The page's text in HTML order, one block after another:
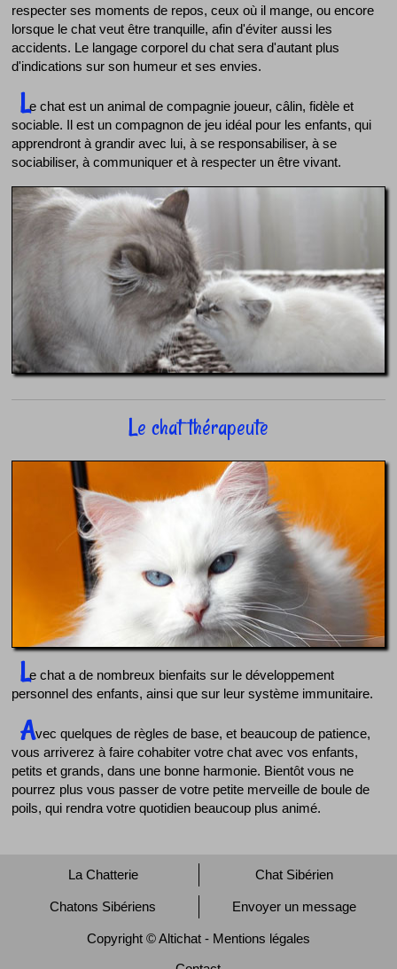
respecter ses moments de repos, ceux où il mange, ou encore
lorsque le chat veut être tranquille, afin d'éviter aussi les
accidents. Le langage corporel du chat sera d'autant plus
d'indications sur son humeur et ses envies.
Le chat est un animal de compagnie joueur, câlin, fidèle et
sociable. Il est un compagnon de jeu idéal pour les enfants, qui
apprendront à grandir avec lui, à se responsabiliser, à se
sociabiliser, à communiquer et à respecter un être vivant.
Le chat thérapeute
Le chat a de nombreux bienfaits sur le développement
personnel des enfants, ainsi que sur leur système immunitaire.
Avec quelques de règles de base, et beaucoup de patience,
vous arriverez à faire cohabiter votre chat avec vos enfants,
petits et grands, dans une bonne harmonie. Bientôt vous ne
pourrez plus vous passer de votre petite merveille de boule de
poils, qui rendra votre quotidien beaucoup plus animé.
La Chatterie Chat Sibérien
Chatons Sibériens Envoyer un message
Copyright © Altichat - Mentions légales